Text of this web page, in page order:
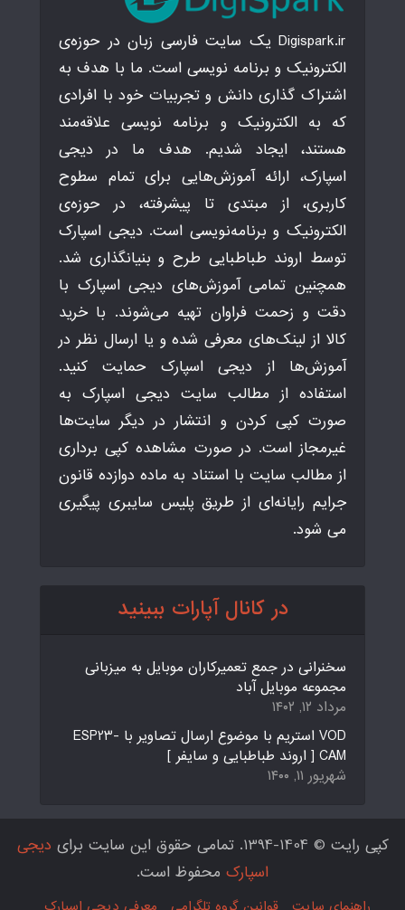
Digispark.ir یک سایت فارسی زبان در حوزه‌ی
الکترونیک و برنامه نویسی است. ما با هدف به
اشتراک گذاری دانش و تجربیات خود با افرادی
که به الکترونیک و برنامه نویسی علاقه‌مند
هستند، ایجاد شدیم. هدف ما در دیجی
اسپارک، ارائه آموزش‌هایی برای تمام سطوح
کاربری، از مبتدی تا پیشرفته، در حوزه‌ی
الکترونیک و برنامه‌نویسی است. دیجی اسپارک
توسط اروند طباطبایی طرح و بنیانگذاری شد.
همچنین تمامی آموزش‌های دیجی اسپارک با
دقت و زحمت فراوان تهیه می‌شوند. با خرید
کالا از لینک‌های معرفی شده و یا ارسال نظر در
آموزش‌ها از دیجی اسپارک حمایت کنید.
استفاده از مطالب سایت دیجی اسپارک به
صورت کپی کردن و انتشار در دیگر سایت‌ها
غیرمجاز است. در صورت مشاهده کپی برداری
از مطالب سایت با استناد به ماده دوازده قانون
جرایم رایانه‌ای از طریق پلیس سایبری پیگیری
می شود.
در کانال آپارات ببینید
سخنرانی در جمع تعمیرکاران موبایل به میزبانی
مجموعه موبایل آباد
مرداد ۱۲, ۱۴۰۲
VOD استریم با موضوع ارسال تصاویر با ESP23-
CAM [ اروند طباطبایی و سایفر ]
شهریور ۱۱, ۱۴۰۰
کپی رایت © 1404-1394. تمامی حقوق این سایت برای
دیجی
اسپارک محفوظ است.